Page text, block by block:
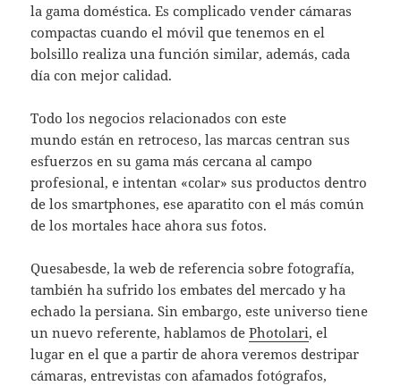
la gama doméstica. Es complicado vender cámaras
compactas cuando el móvil que tenemos en el
bolsillo realiza una función similar, además, cada
día con mejor calidad.
Todo los negocios relacionados con este
mundo están en retroceso, las marcas centran sus
esfuerzos en su gama más cercana al campo
profesional, e intentan «colar» sus productos dentro
de los smartphones, ese aparatito con el más común
de los mortales hace ahora sus fotos.
Quesabesde, la web de referencia sobre fotografía,
también ha sufrido los embates del mercado y ha
echado la persiana. Sin embargo, este universo tiene
un nuevo referente, hablamos dePhotolari, el
lugar en el que a partir de ahora veremos destripar
cámaras, entrevistas con afamados fotógrafos,